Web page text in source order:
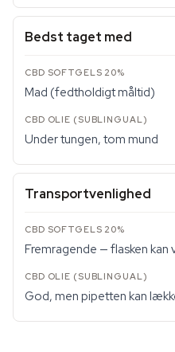
Bedst taget med
Mad (fedtholdigt måltid)
Under tungen, tom mund
Transportvenlighed
Fremragende — flasken
God, men pipetten kan